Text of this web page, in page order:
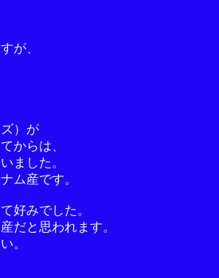
が、
）が
からは、
ました。
ム産です。
好みでした。
だと思われます。
。